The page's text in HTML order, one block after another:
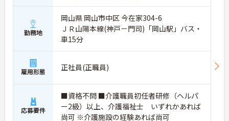
勤務地
岡山県 岡山市中区 今在家304-6
ＪＲ山陽本線(神戸－門司)「岡山駅」バス・
車15分
雇用形態 正社員(正職員)
応募要件
■資格不問 ■介護職員初任者研修（ヘルパ
ー2級）以上、介護福祉士 いずれかあれば
尚可 ※介護施設の経験あれば尚可